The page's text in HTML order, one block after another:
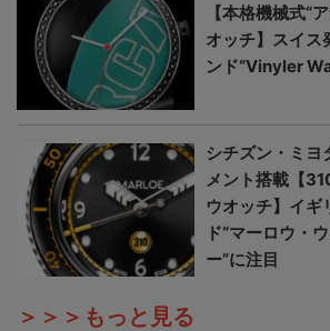
【本格機械式“
オッチ】スイス
ンド“Vinyler
シチズン・ミヨ
メント搭載【
ウオッチ】イギ
ド“マーロウ・
ー”に注目
＞＞＞もっと見る